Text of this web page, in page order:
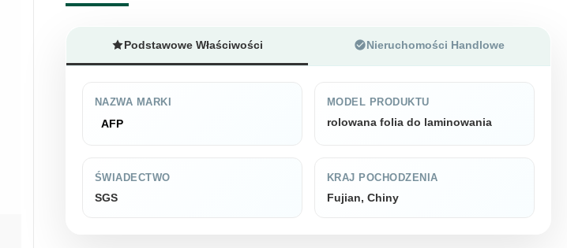
Podstawowe Właściwości Nieruchomości Handlowe
NAZWA MARKI
AFP
MODEL PRODUKTU
rolowana folia do laminowania
ŚWIADECTWO
SGS
KRAJ POCHODZENIA
Fujian, Chiny